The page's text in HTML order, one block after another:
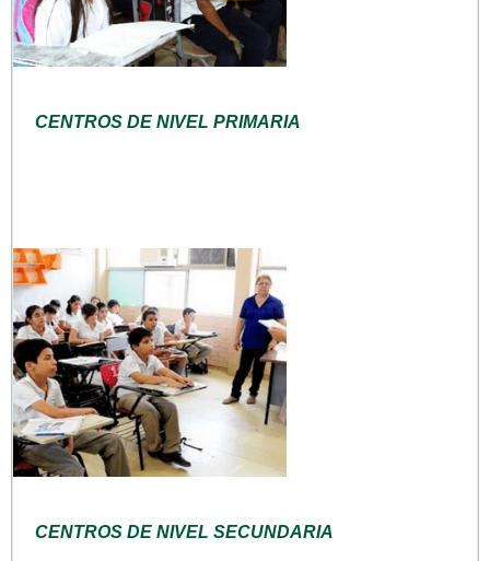
CENTROS DE NIVEL PRIMARIA
CENTROS DE NIVEL SECUNDARIA